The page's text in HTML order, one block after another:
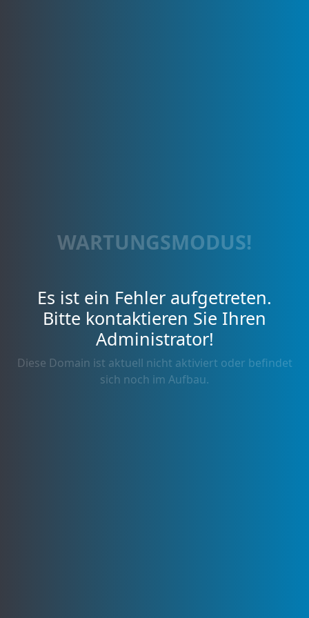
WARTUNGSMODUS!
Es ist ein Fehler aufgetreten.
Bitte kontaktieren Sie Ihren
Administrator!
Diese Domain ist aktuell nicht aktiviert oder befindet
sich noch im Aufbau.